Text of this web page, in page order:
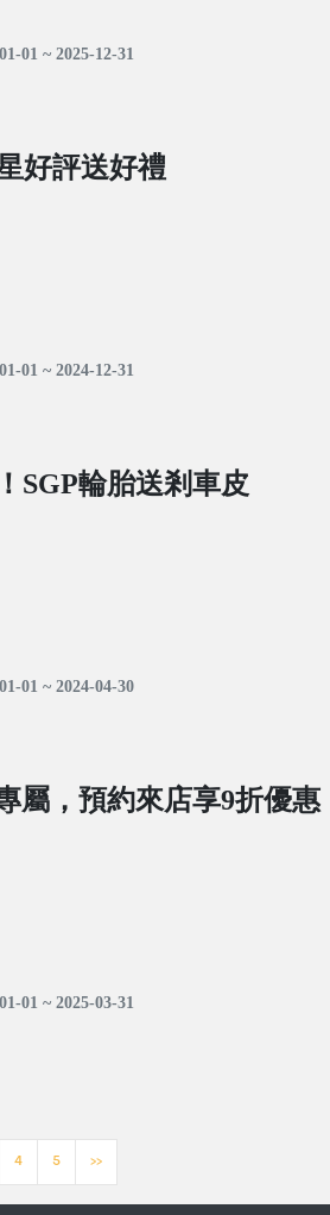
01 ~ 2025-12-31
好評送好禮
01 ~ 2024-12-31
SGP輪胎送剎車皮
01 ~ 2024-04-30
屬，預約來店享9折優惠
01 ~ 2025-03-31
4 5 >>